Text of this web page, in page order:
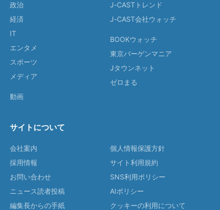
政治
経済
IT
エンタメ
スポーツ
メディア
動画
J-CASTトレンド
J-CAST会社ウォッチ
BOOKウォッチ
東京バーゲンマニア
Jタウンネット
ゼロまる
サイトについて
会社案内
採用情報
お問い合わせ
ニュース読者投稿
編集長からの手紙
個人情報保護方針
サイト利用規約
SNS利用ポリシー
AIポリシー
クッキーの利用について